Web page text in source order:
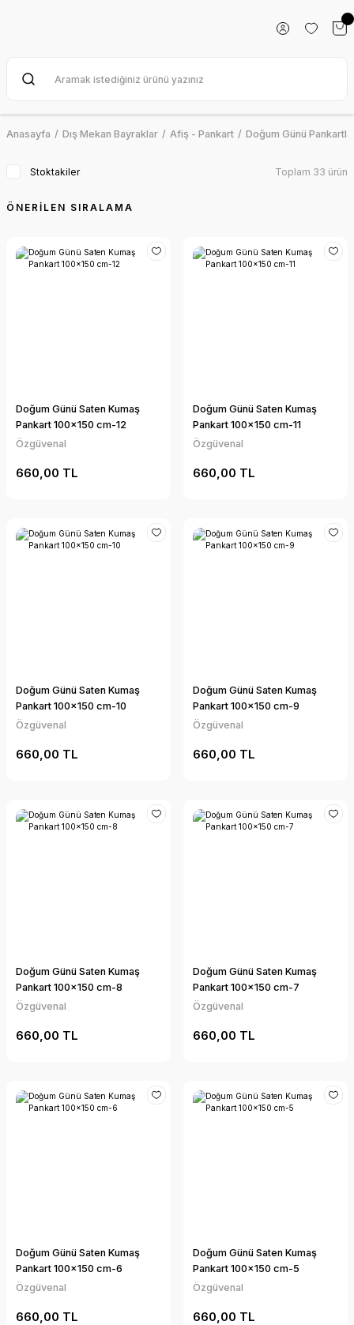
Anasayfa Dış Mekan Bayraklar Afiş - Pankart Doğum Günü
Stoktakiler Toplam 33 ürün
Doğum Günü Saten Kumaş
Pankart 100x150 cm-12
Özgüvenal
660,00 TL
Doğum Günü Saten Kumaş
Pankart 100x150 cm-11
Özgüvenal
660,00 TL
Doğum Günü Saten Kumaş
Pankart 100x150 cm-10
Özgüvenal
660,00 TL
Doğum Günü Saten Kumaş
Pankart 100x150 cm-9
Özgüvenal
660,00 TL
Doğum Günü Saten Kumaş
Pankart 100x150 cm-8
Özgüvenal
660,00 TL
Doğum Günü Saten Kumaş
Pankart 100x150 cm-7
Özgüvenal
660,00 TL
Doğum Günü Saten Kumaş
Pankart 100x150 cm-6
Özgüvenal
660,00 TL
Doğum Günü Saten Kumaş
Pankart 100x150 cm-5
Özgüvenal
660,00 TL